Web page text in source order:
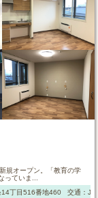
規オープン。「教育の学
っていま...
丁目516番地460 交通：JR